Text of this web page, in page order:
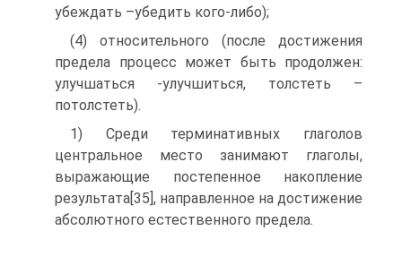
убеждать –убедить кого-либо);
(4) относительного (после достижения
предела процесс может быть продолжен:
улучшаться -улучшиться, толстеть –
потолстеть).
1) Среди терминативных глаголов
центральное место занимают глаго­лы,
выражающие постепенное накопление
результата[35], направленное на достижение
абсолютного естественного предела.